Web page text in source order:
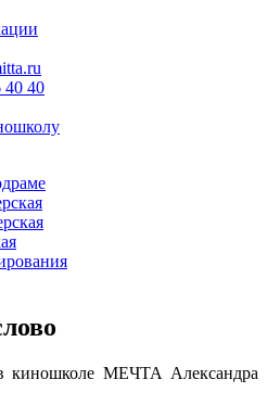
40 40
киношколе МЕЧТА Александра